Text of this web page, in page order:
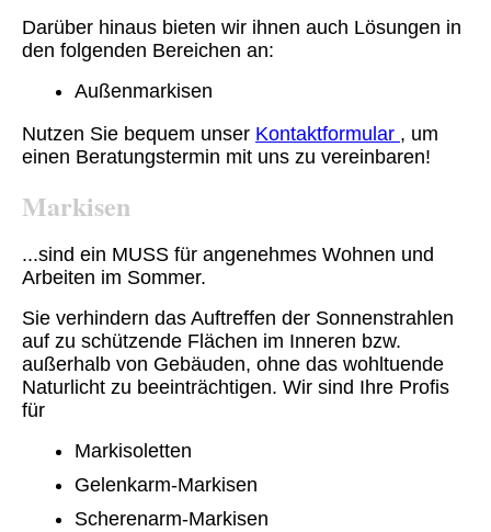
Darüber hinaus bieten wir ihnen auch Lösungen in
den folgenden Bereichen an:
Außenmarkisen
Nutzen Sie bequem unser Kontaktformular , um
einen Beratungstermin mit uns zu vereinbaren!
Markisen
...sind ein MUSS für angenehmes Wohnen und
Arbeiten im Sommer.
Sie verhindern das Auftreffen der Sonnenstrahlen
auf zu schützende Flächen im Inneren bzw.
außerhalb von Gebäuden, ohne das wohltuende
Naturlicht zu beeinträchtigen. Wir sind Ihre Profis
für
Markisoletten
Gelenkarm-Markisen
Scherenarm-Markisen